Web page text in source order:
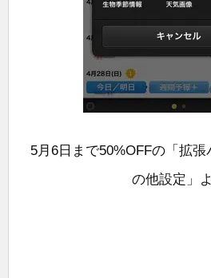
5月6日まで50%OFFの「拡
の他設定」